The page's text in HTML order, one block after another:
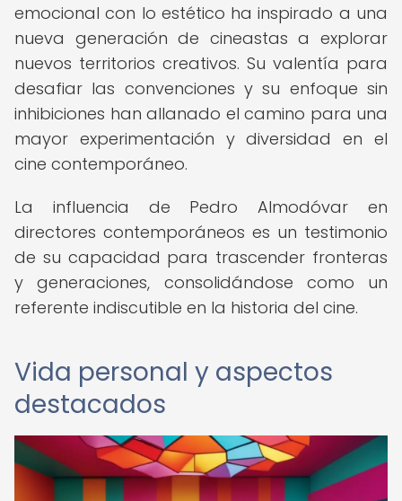
emocional con lo estético ha inspirado a una
nueva generación de cineastas a explorar
nuevos territorios creativos. Su valentía para
desafiar las convenciones y su enfoque sin
inhibiciones han allanado el camino para una
mayor experimentación y diversidad en el
cine contemporáneo.
La influencia de Pedro Almodóvar en
directores contemporáneos es un testimonio
de su capacidad para trascender fronteras
y generaciones, consolidándose como un
referente indiscutible en la historia del cine.
Vida personal y aspectos
destacados